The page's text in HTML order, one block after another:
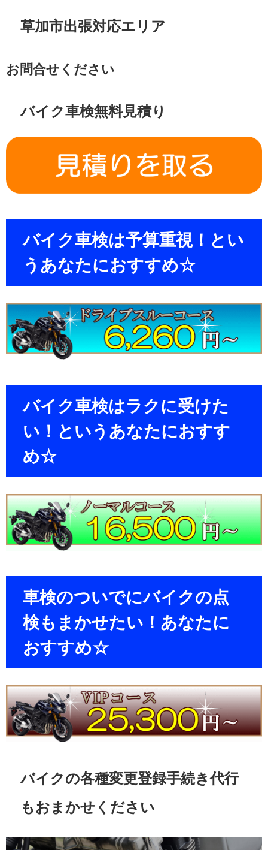
草加市出張対応エリア
お問合せください
バイク車検無料見積り
バイク車検は予算重視！とい
うあなたにおすすめ☆
バイク車検はラクに受けた
い！というあなたにおすす
め☆
車検のついでにバイクの点
検もまかせたい！あなたに
おすすめ☆
バイクの各種変更登録手続き代行
もおまかせください